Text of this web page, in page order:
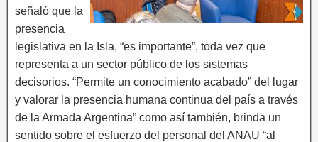
señaló que la
presencia
legislativa en la Isla, “es importante”, toda vez que
representa a un sector público de los sistemas
decisorios. “Permite un conocimiento acabado” del lugar
y valorar la presencia humana continua del país a través
de la Armada Argentina” como así también, brinda un
sentido sobre el esfuerzo del personal del ANAU “al